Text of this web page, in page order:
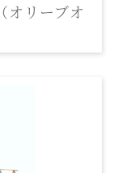
オリーブオ